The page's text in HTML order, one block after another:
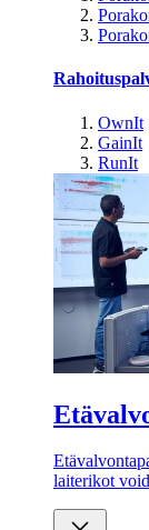
OwnIt
GainIt
RunIt
laiterikot